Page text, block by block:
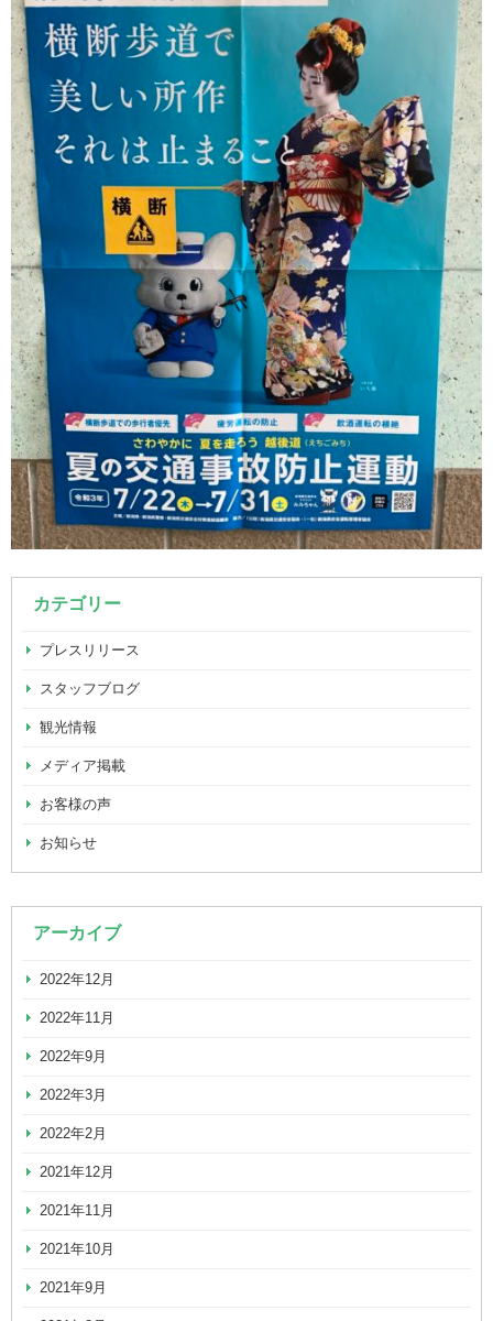
カテゴリー
プレスリリース
スタッフブログ
観光情報
メディア掲載
お客様の声
お知らせ
アーカイブ
2022年12月
2022年11月
2022年9月
2022年3月
2022年2月
2021年12月
2021年11月
2021年10月
2021年9月